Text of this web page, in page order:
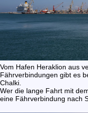
Vom Hafen Heraklion aus
Fährverbindungen gibt es
Chalki.
Wer die lange Fahrt mit
eine Fährverbindung nach